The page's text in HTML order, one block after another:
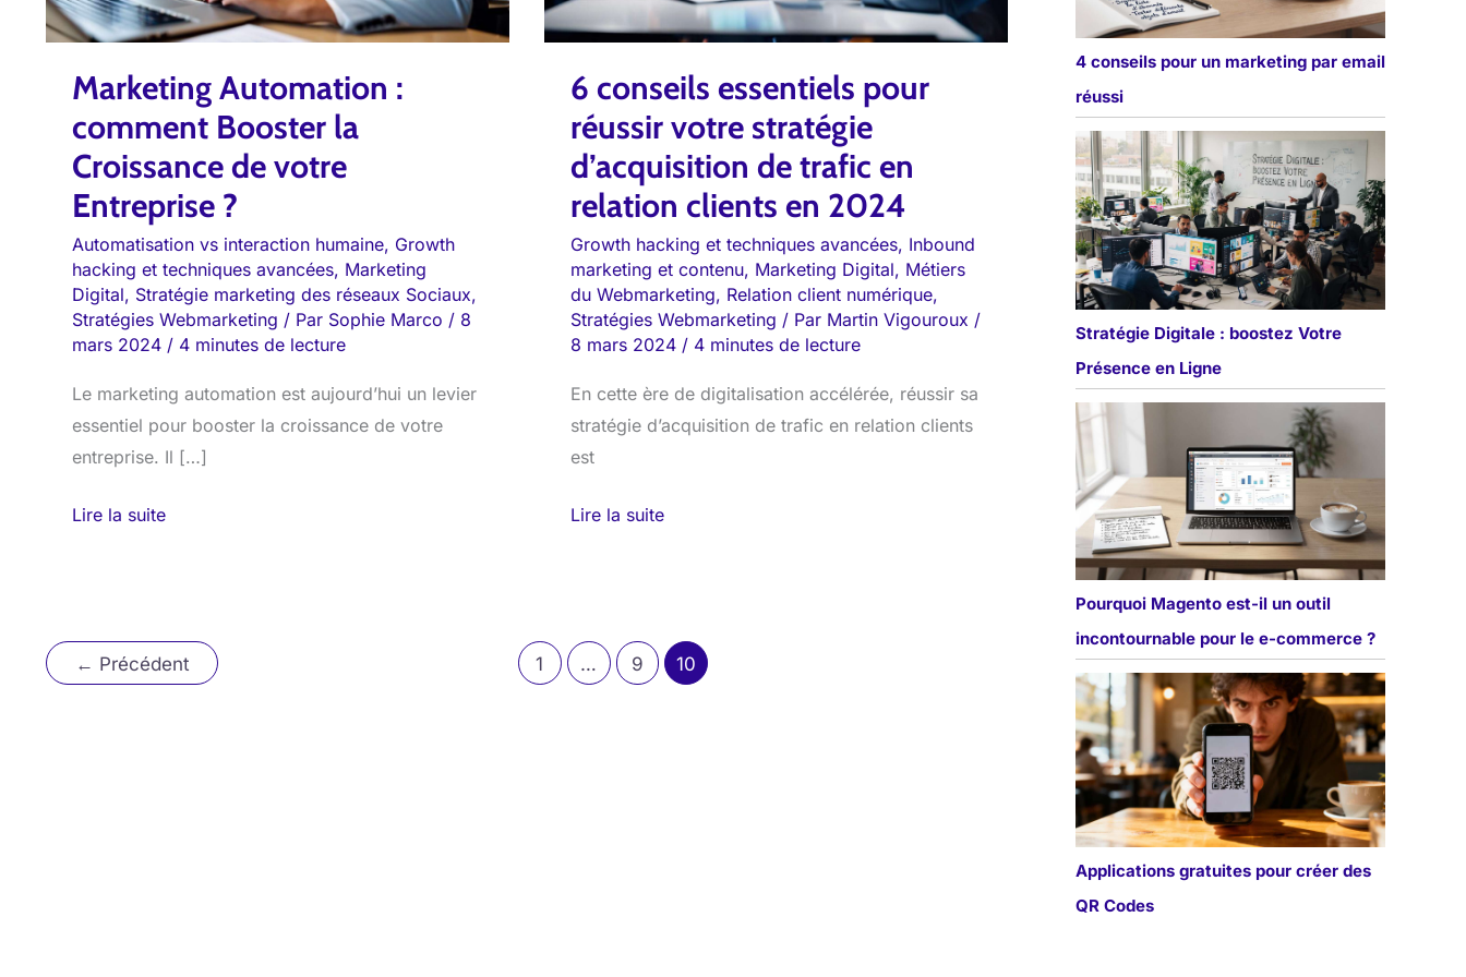
Marketing Automation :
comment Booster la
Croissance de votre
Entreprise ?
Automatisation vs interaction humaine, Growth
hacking et techniques avancées, Marketing
Digital, Stratégie marketing des réseaux Sociaux,
Stratégies Webmarketing / Par Sophie Marco / 8
mars 2024 / 4 minutes de lecture
Le marketing automation est aujourd’hui un levier
essentiel pour booster la croissance de votre
entreprise. Il […]
votre
?
Lire la suite
6 conseils essentiels pour
réussir votre stratégie
d’acquisition de trafic en
relation clients en 2024
Growth hacking et techniques avancées, Inbound
marketing et contenu, Marketing Digital, Métiers
du Webmarketing, Relation client numérique,
Stratégies Webmarketing / Par Martin Vigouroux /
8 mars 2024 / 4 minutes de lecture
En cette ère de digitalisation accélérée, réussir sa
stratégie d’acquisition de trafic en relation clients
est
de
en
relation
clients
en
2024
Lire la suite
← Précédent 1 … 9 10
4 conseils pour un marketing par email
réussi
Stratégie Digitale : boostez Votre
Présence en Ligne
Pourquoi Magento est-il un outil
incontournable pour le e-commerce ?
Applications gratuites pour créer des
QR Codes